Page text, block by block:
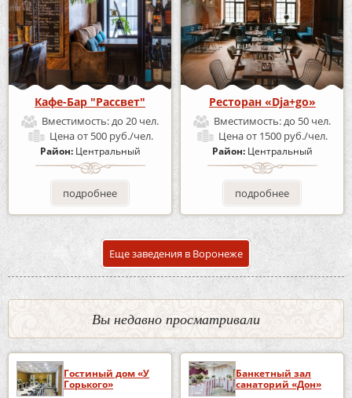
Кафе-Бар "Рассвет"
Вместимость:до 20 чел.
Ценаот 500 руб./чел.
Район: Центральный
подробнее
Ресторан «Dja+go»
Вместимость:до 50 чел.
Ценаот 1500 руб./чел.
Район: Центральный
подробнее
Еще заведения в Воронеже
Вы недавно просматривали
Гостиный дом «У
Горького»
Банкетный зал
санаторий «Дон»